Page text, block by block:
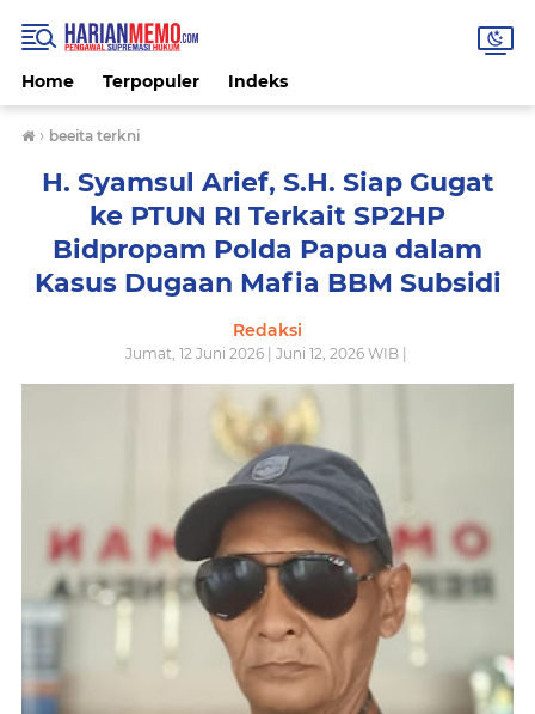
Home Terpopuler Indeks
› beeita terkni
H. Syamsul Arief, S.H. Siap Gugat
ke PTUN RI Terkait SP2HP
Bidpropam Polda Papua dalam
Kasus Dugaan Mafia BBM Subsidi
Redaksi
Jumat, 12 Juni 2026 | Juni 12, 2026 WIB |